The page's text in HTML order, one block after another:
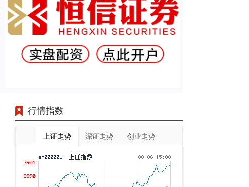
行情指数
上证走势 深证走势 创业走势